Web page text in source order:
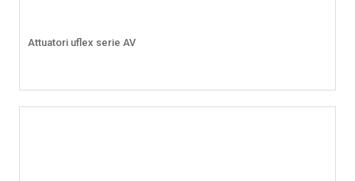
Attuatori uflex serie AV